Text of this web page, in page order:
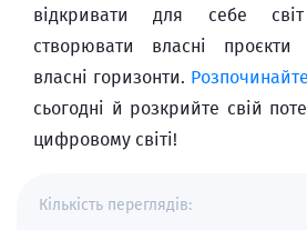
відкривати для себе світ
створювати власні
власні горизонти.
сьогодні й розкрийте свій
цифровому світі!
Кількість переглядів: